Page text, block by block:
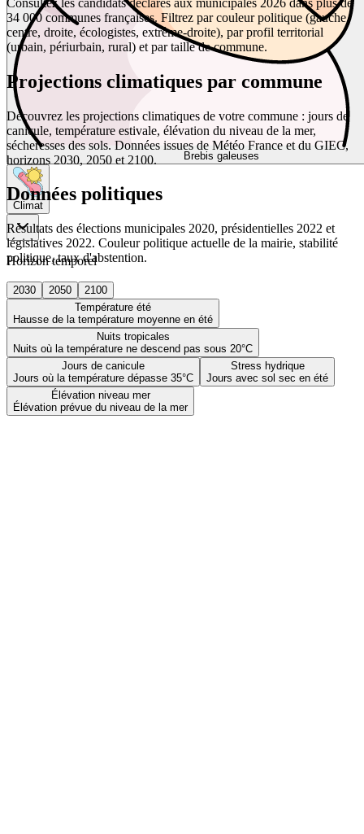
Brebis galeuses
Climat
Horizon temporel
2030 2050
2100
Température été
Hausse de la température moyenne en été
Nuits tropicales
Nuits où la température ne descend pas sous 20°C
Jours de canicule
Jours où la température dépasse 35°C
Stress hydrique
Jours avec sol sec en été
Élévation niveau mer
Élévation prévue du niveau de la mer
34 000 communes françaises. Filtrez par couleur politique (gauche,
centre, droite, écologistes, extrême-droite), par profil territorial
(urbain, périurbain, rural) et par taille de commune.
Projections climatiques par commune
Découvrez les projections climatiques de votre commune : jours de
canicule, température estivale, élévation du niveau de la mer,
sécheresses des sols. Données issues de Météo France et du GIEC,
horizons 2030, 2050 et 2100.
Données politiques
Résultats des élections municipales 2020, présidentielles 2022 et
législatives 2022. Couleur politique actuelle de la mairie, stabilité
politique, taux d'abstention.